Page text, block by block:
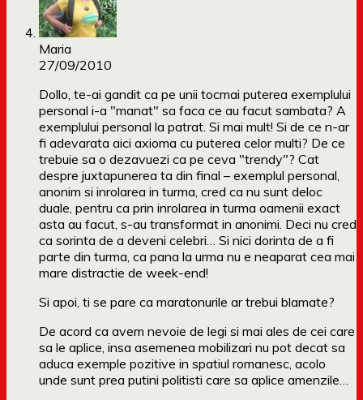
Maria
27/09/2010
Dollo, te-ai gandit ca pe unii tocmai puterea exemplului
personal i-a "manat" sa faca ce au facut sambata? A
exemplului personal la patrat. Si mai mult! Si de ce n-ar
fi adevarata aici axioma cu puterea celor multi? De ce
trebuie sa o dezavuezi ca pe ceva "trendy"? Cat
despre juxtapunerea ta din final – exemplul personal,
anonim si inrolarea in turma, cred ca nu sunt deloc
duale, pentru ca prin inrolarea in turma oamenii exact
asta au facut, s-au transformat in anonimi. Deci nu cred
ca sorinta de a deveni celebri… Si nici dorinta de a fi
parte din turma, ca pana la urma nu e neaparat cea mai
mare distractie de week-end!
Si apoi, ti se pare ca maratonurile ar trebui blamate?
De acord ca avem nevoie de legi si mai ales de cei care
sa le aplice, insa asemenea mobilizari nu pot decat sa
aduca exemple pozitive in spatiul romanesc, acolo
unde sunt prea putini politisti care sa aplice amenzile…